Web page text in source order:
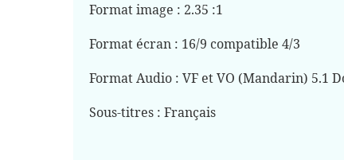
Format image : 2.35 :1
Format écran : 16/9 compatible 4/3
Format Audio : VF et VO (Mandarin) 5.1
Sous-titres : Français